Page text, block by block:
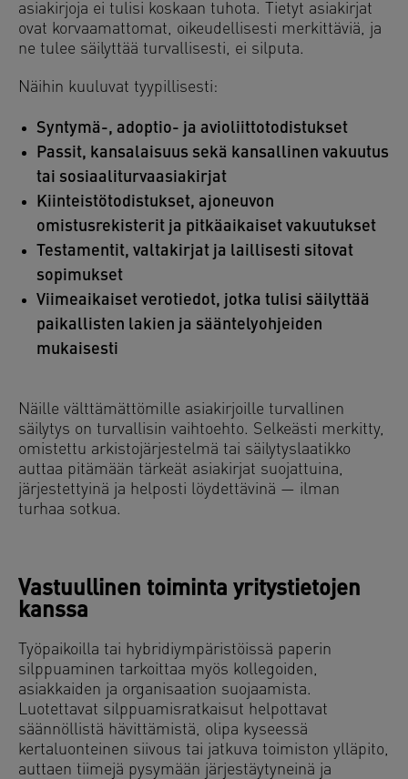
asiakirjoja ei tulisi koskaan tuhota. Tietyt asiakirjat
ovat korvaamattomat, oikeudellisesti merkittäviä, ja
ne tulee säilyttää turvallisesti, ei silputa.
Näihin kuuluvat tyypillisesti:
Syntymä-, adoptio- ja avioliittotodistukset
Passit, kansalaisuus sekä kansallinen vakuutus
tai sosiaaliturvaasiakirjat
Kiinteistötodistukset, ajoneuvon
omistusrekisterit ja pitkäaikaiset vakuutukset
Testamentit, valtakirjat ja laillisesti sitovat
sopimukset
Viimeaikaiset verotiedot, jotka tulisi säilyttää
paikallisten lakien ja sääntelyohjeiden
mukaisesti
Näille välttämättömille asiakirjoille turvallinen
säilytys on turvallisin vaihtoehto. Selkeästi merkitty,
omistettu arkistojärjestelmä tai säilytyslaatikko
auttaa pitämään tärkeät asiakirjat suojattuina,
järjestettyinä ja helposti löydettävinä — ilman
turhaa sotkua.
Vastuullinen toiminta yritystietojen
kanssa
Työpaikoilla tai hybridiympäristöissä paperin
silppuaminen tarkoittaa myös kollegoiden,
asiakkaiden ja organisaation suojaamista.
Luotettavat silppuamisratkaisut helpottavat
säännöllistä hävittämistä, olipa kyseessä
kertaluonteinen siivous tai jatkuva toimiston ylläpito,
auttaen tiimejä pysymään järjestäytyneinä ja